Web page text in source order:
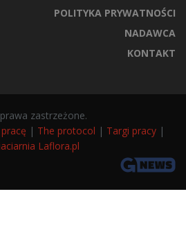
POLITYKA PRYWATNOŚCI
NADAWCA
KONTAKT
zastrzeżone.
| The protocol | Targi pracy |
Laflora.pl